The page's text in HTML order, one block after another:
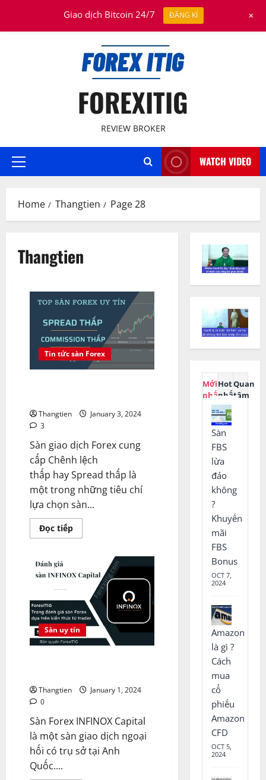
August 9, 2026
FOREXITIG
REVIEW BROKER
Primary
WATCH VIDEO
Home Thangtien Page 28
Thangtien
Tin tức sàn Forex
Thangtien
January 3, 2024
3
Sàn giao dịch Forex cung
cấp Chênh lệch
thấp hay Spread thấp là
một trong những tiêu chí
lựa chọn sàn...
Đọc tiếpRead
more
uy
Spread
và
Commission
thấp
nhất
Sàn uy tín
Thangtien
January 1, 2024
0
Sàn Forex INFINOX Capital
là một sàn giao dịch ngoại
hối có trụ sở tại Anh
Quốc....
Mới
nhất
Hot
nhất
Quan
tâm
Sàn
FBS
lừa
đảo
không
?
Khuyến
mãi
FBS
Bonus
OCT 7,
2024
Amazon
là gì ?
Cách
mua
cổ
phiếu
Amazon
CFD
OCT 5,
2024
Giao dịch Bitcoin 24/7 ĐĂNG KÍ +